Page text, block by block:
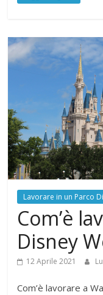
Lavorare in un Parco
Com’è
Disney
12 Aprile 2021
Com’è lavorare a